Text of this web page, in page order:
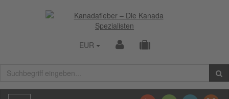
EUR